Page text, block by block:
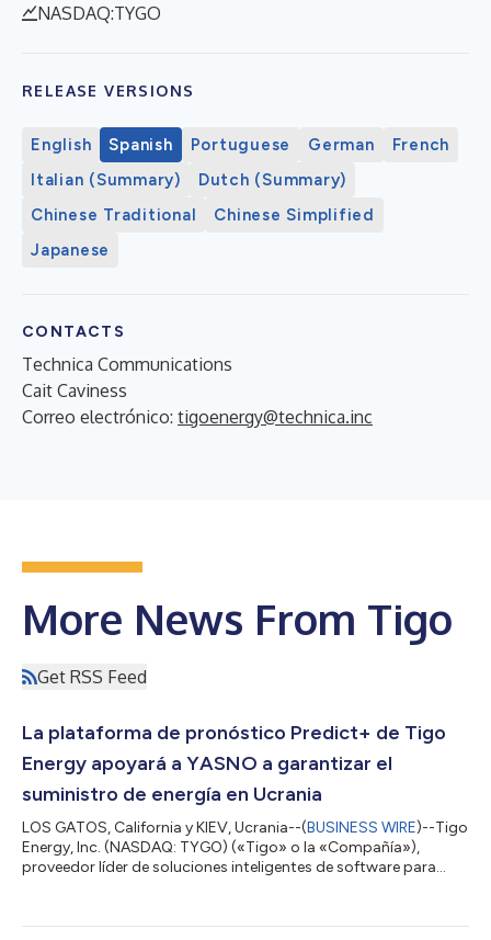
NASDAQ:TYGO
RELEASE VERSIONS
English Spanish Portuguese German
French
Italian (Summary)
Dutch (Summary)
Chinese Traditional
Chinese Simplified
Japanese
CONTACTS
Technica Communications
Cait Caviness
Correo electrónico: tigoenergy@technica.inc
More News From Tigo
Get RSS Feed
La plataforma de pronóstico Predict+ de Tigo
Energy apoyará a YASNO a garantizar el
suministro de energía en Ucrania
LOS GATOS, California y KIEV, Ucrania--(BUSINESS WIRE)--Tigo
Energy, Inc. (NASDAQ: TYGO) («Tigo» o la «Compañía»),
proveedor líder de soluciones inteligentes de software para
segmento empresarial en implementar la plataforma Predict+